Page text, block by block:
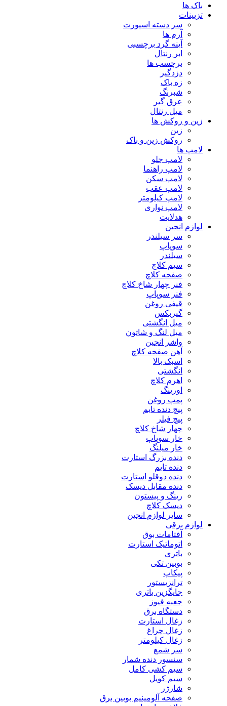
باک ها
تزیینات
سر دسته اسپورت
آرم ها
آینه گرد برچسبی
ابر رنتال
برچسب ها
دزدگیر
زه باک
شبرنگ
عرق گیر
میل رنتال
زین و روکش ها
زین
روکش زین و باک
لامپ ها
لامپ جلو
لامپ راهنما
لامپ سکن
لامپ عقب
لامپ کیلومتر
لامپ نواری
هدلایت
لوازم انجین
سر سیلندر
سوپاپ
سیلندر
سیم کلاچ
صفحه کلاچ
فنر چهار شاخ کلاچ
فنر سوپاپ
قیفی روغن
گیربکس
میل انگشتی
میل لنگ و شاتون
واشر انجین
آهن صفحه کلاچ
اسبک بالا
انگشتی
اهرم کلاچ
اورینگ
پمپ روغن
پیچ دنده تایم
پیچ فیلر
چهار شاخ کلاچ
خار سوپاپ
خار میلنگ
دنده بزرگ استارت
دنده تایم
دنده دوقلو استارت
دنده مقابل دیسک
رینگ و پیستون
دیسک کلاچ
سایر لوازم انجین
لوازم برقی
آفتامات بوق
اتوماتیک استارت
باتری
بوبین تکی
پیکاپ
ترانزیستور
جایگزین باتری
جعبه فیوز
دستگاه برق
زغال استارت
زغال چراغ
زغال کیلومتر
سر شمع
سنسور دنده شمار
سیم کشی کامل
سیم کویل
شارژر
صفحه آلومینیم بوبین برق